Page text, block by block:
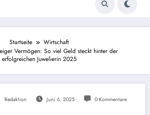
Startseite
Wirtschaft
Vermögen: So viel Geld steckt hinter der
erfolgreichen Juwelierin 2025
Redaktion Juni 6, 2025 0 Kommentare